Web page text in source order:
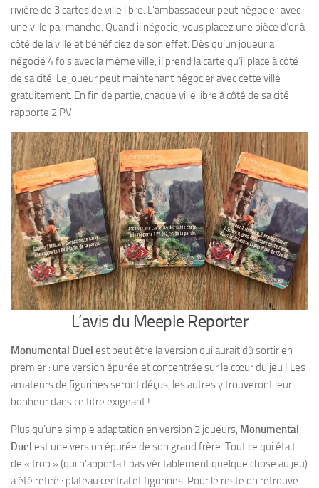
rivière de 3 cartes de ville libre. L’ambassadeur peut négocier avec
une ville par manche. Quand il négocie, vous placez une pièce d’or à
côté de la ville et bénéficiez de son effet. Dès qu’un joueur a
négocié 4 fois avec la même ville, il prend la carte qu’il place à côté
de sa cité. Le joueur peut maintenant négocier avec cette ville
gratuitement. En fin de partie, chaque ville libre à côté de sa cité
rapporte 2 PV.
L’avis du Meeple Reporter
Monumental Duel est peut être la version qui aurait dû sortir en
premier : une version épurée et concentrée sur le cœur du jeu ! Les
amateurs de figurines seront déçus, les autres y trouveront leur
bonheur dans ce titre exigeant !
Plus qu’une simple adaptation en version 2 joueurs, Monumental
Duel est une version épurée de son grand frère. Tout ce qui était
de « trop » (qui n’apportait pas véritablement quelque chose au jeu)
a été retiré : plateau central et figurines. Pour le reste on retrouve